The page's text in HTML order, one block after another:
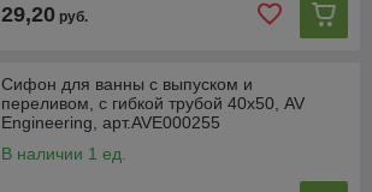
29,20 руб.
Сифон для ванны с выпуском и
переливом, с гибкой трубой 40х50, AV
Engineering, арт.AVE000255
В наличии 1 ед.